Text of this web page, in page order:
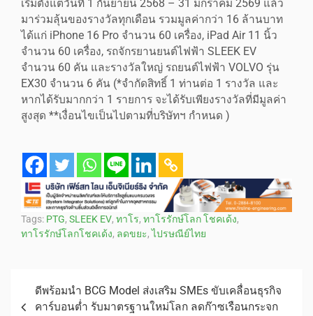
เริ่มตั้งแต่วันที่ 1 กันยายน 2568 – 31 มกราคม 2569 แล้ว
มาร่วมลุ้นของรางวัลทุกเดือน รวมมูลค่ากว่า 16 ล้านบาท
ได้แก่ iPhone 16 Pro จำนวน 60 เครื่อง, iPad Air 11 นิ้ว
จำนวน 60 เครื่อง, รถจักรยานยนต์ไฟฟ้า SLEEK EV
จำนวน 60 คัน และรางวัลใหญ่ รถยนต์ไฟฟ้า VOLVO รุ่น
EX30 จำนวน 6 คัน (*จำกัดสิทธิ์ 1 ท่านต่อ 1 รางวัล และ
หากได้รับมากกว่า 1 รายการ จะได้รับเพียงรางวัลที่มีมูลค่า
สูงสุด **เงื่อนไขเป็นไปตามที่บริษัทฯ กำหนด )
Tags: PTG, SLEEK EV, ทาโร, ทาโรรักษ์โลก โชคเด้ง,
ทาโรรักษ์โลกโชคเด้ง, ลดขยะ,ไปรษณีย์ไทย
ดีพร้อมนำ BCG Model ส่งเสริม SMEs ขับเคลื่อนธุรกิจ
คาร์บอนต่ำ รับมาตรฐานใหม่โลก ลดก๊าซเรือนกระจก